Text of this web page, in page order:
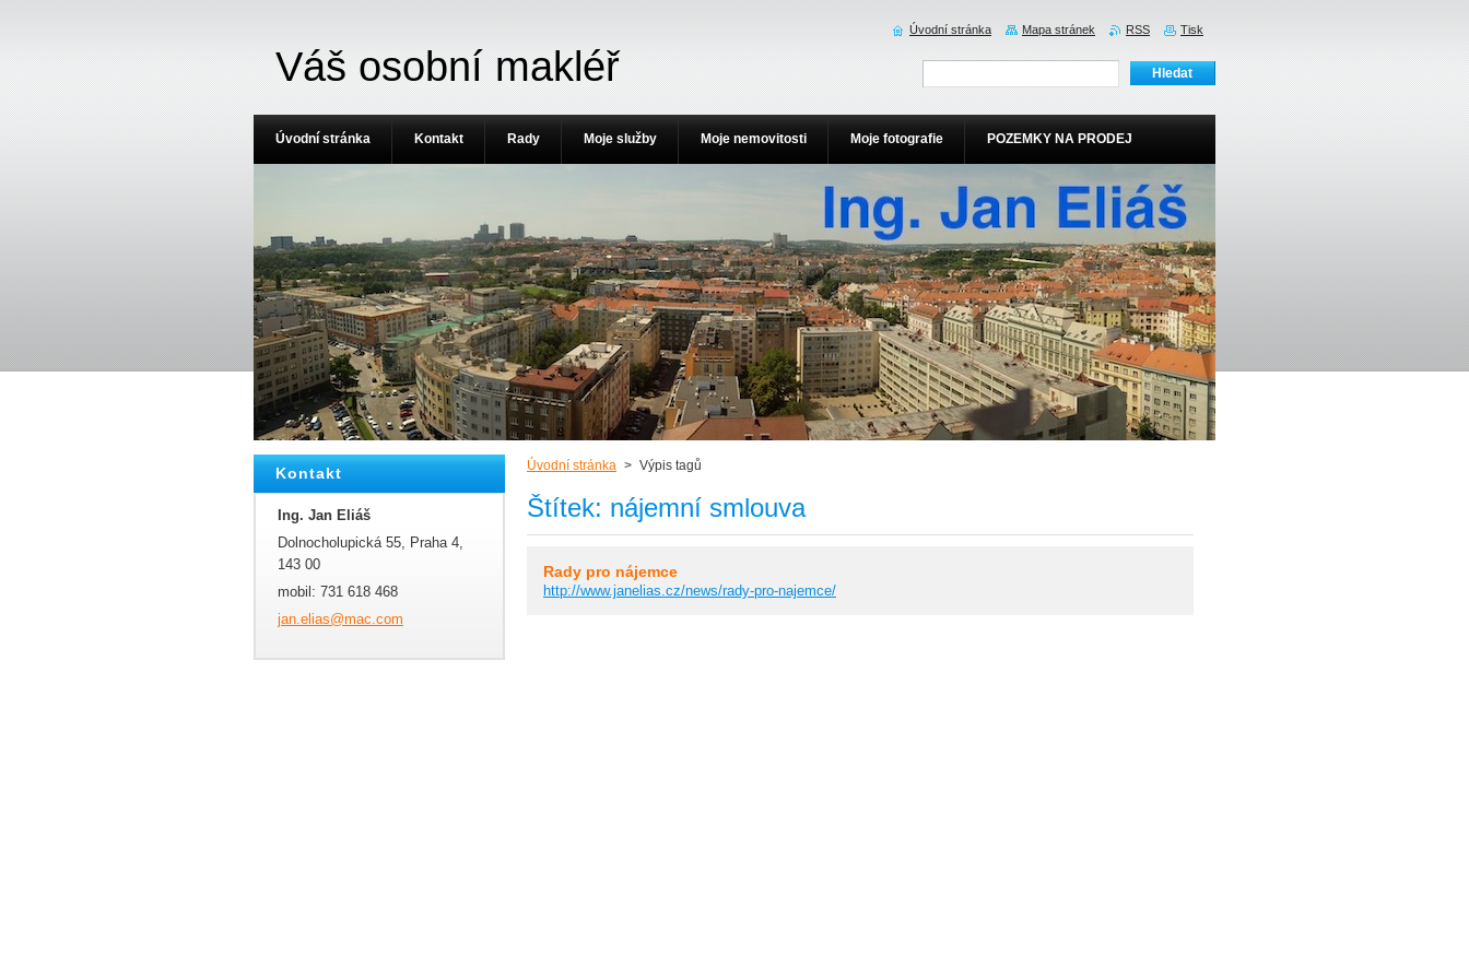
Váš osobní makléř
Úvodní stránka > Výpis tagů
Štítek: nájemní smlouva
Rady pro nájemce
http://www.janelias.cz/news/rady-pro-najemce/
Kontakt
Ing. Jan Eliáš
Dolnocholupická 55, Praha 4,
143 00
mobil: 731 618 468
jan.elias@mac.com
Úvodní stránka Kontakt Rady Moje služby Moje nemovitosti Moje fotografie POZEMKY NA PRODEJ
Úvodní stránka Mapa stránek RSS Tisk